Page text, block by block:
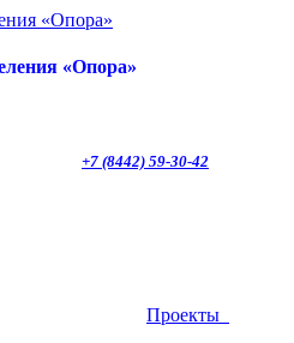
«Опора»
+7 (8442) 59-30-42
Проекты